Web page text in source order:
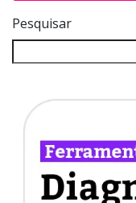
Pesquisar